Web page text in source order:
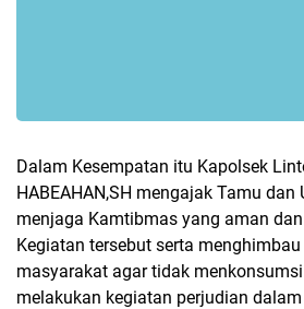
Dalam Kesempatan itu Kapolsek
HABEAHAN,SH mengajak Tamu
menjaga Kamtibmas yang aman
Kegiatan tersebut serta
masyarakat agar tidak
melakukan kegiatan perjudian